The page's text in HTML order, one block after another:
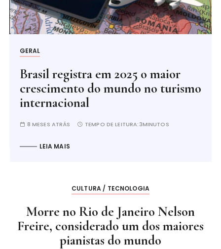
GERAL
Brasil registra em 2025 o maior
crescimento do mundo no turismo
internacional
8 MESES ATRÁS TEMPO DE LEITURA:3MINUTOS
LEIA MAIS
CULTURA / TECNOLOGIA
Morre no Rio de Janeiro Nelson
Freire, considerado um dos maiores
pianistas do mundo